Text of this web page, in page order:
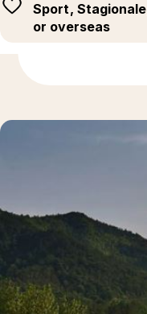
Sport, Stagionale
or overseas